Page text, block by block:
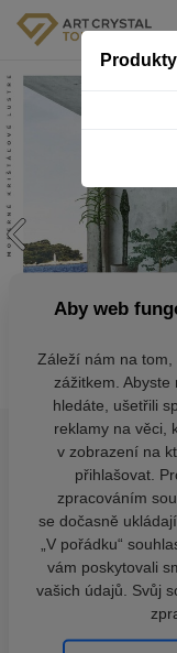
Aby web
Záleží nám na
zážitkem.
hledáte, ušetřili
reklamy na věci,
v zobrazení na
přihlašovat.
zpracováním
se dočasně
„V pořádku“
vám poskytovali
vašich údajů. Svůj